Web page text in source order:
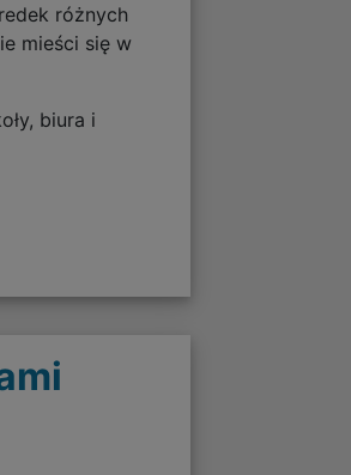
różnych
mieści się w
biura i